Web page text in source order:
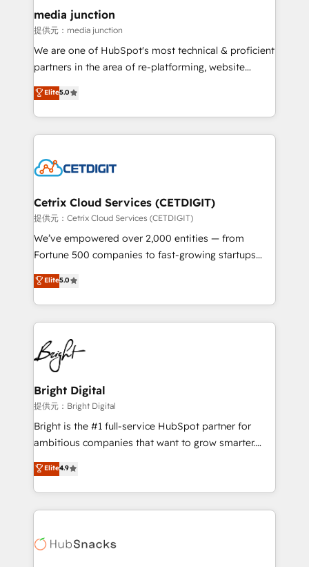
Mexico, USA, and Portugal—we've executed over a
hundred successful operations. Our approach,
rooted in RevOps principles, integrates analysis,
training, planning, and qualification. Leveraging
inbound marketing tactics, we focus on
understanding, nurturing, and converting leads.
competitive market.
media junction
提供元：media junction
We are one of HubSpot's most technical & proficient
partners in the area of re-platforming, website
design & development. We specialize in multi-hub
implementations for mid-market & enterprise
companies. We are woman-owned, powered by
coffee, and we ❤️ dogs. We produce award-winning
Impact Award 🏆2022 Technical Expertise Impact
Award 🏆2020 Elite Solutions Partner 🏆2019
Integrations HubSpot Impact Award 🏆2019
Marketing Enablement HubSpot Impact Award 🏆
2018 Website Design HubSpot Impact Award 🏆2017
Growth-Driven Design Agency of the Year 🏆2016
Sales Enablement HubSpot Impact Award 🏆2015
HubSpot COS Performance Award 🏆2014 HubSpot
COS Design Award 🏆2013 HubSpot Marketplace
Partner 📆Founded in 1997
Elite5.0
Cetrix Cloud Services (CETDIGIT)
提供元：Cetrix Cloud Services (CETDIGIT)
We’ve empowered over 2,000 entities — from
Fortune 500 companies to fast-growing startups
and nonprofits — to streamline operations, scale
revenue, and unlock the full potential of HubSpot.
With deep technical and industry expertise, we fuse
automation, integration, and AI innovation to deliver
lasting impact. We specialize in: • Turnkey and end-
to-end HubSpot implementations • Onboarding for
Sales, Service, Marketing & Content Hubs • AI voice
and chat agents, predictive automation, and smart
workflows • Salesforce + HubSpot integration •
RevOps and AI-driven sales enablement • Website
design and CMS development • ERP integration: SAP,
and CRM migration from any platform •
Client/member portals built on HubSpot • Custom
WooCommerce, BuilderTrend, and more Experience
the difference — reach out to see how AI + HubSpot
Elite5.0
Bright Digital
提供元：Bright Digital
Bright is the #1 full-service HubSpot partner for
ambitious companies that want to grow smarter.
From HubSpot onboarding, to training, from
developing a new website to lead generation and
digital marketing; we do it all (and with great
results)! In short, our services include: - HubSpot
HubSpot development: websites, custom modules,
Elite4.9